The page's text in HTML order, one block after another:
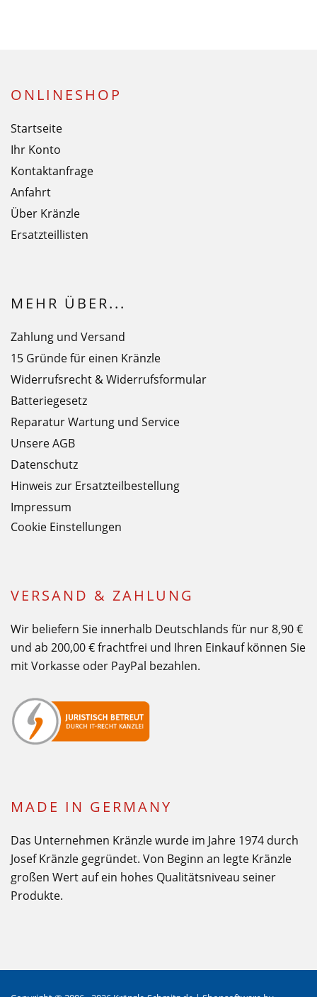
ONLINESHOP
Startseite
Ihr Konto
Kontaktanfrage
Anfahrt
Über Kränzle
Ersatzteillisten
MEHR ÜBER...
Zahlung und Versand
15 Gründe für einen Kränzle
Widerrufsrecht & Widerrufsformular
Batteriegesetz
Reparatur Wartung und Service
Unsere AGB
Datenschutz
Hinweis zur Ersatzteilbestellung
Impressum
Cookie Einstellungen
VERSAND & ZAHLUNG
Wir beliefern Sie innerhalb Deutschlands für nur 8,90 €
und ab 200,00 € frachtfrei und Ihren Einkauf können Sie
mit Vorkasse oder PayPal bezahlen.
MADE IN GERMANY
Das Unternehmen Kränzle wurde im Jahre 1974 durch
Josef Kränzle gegründet. Von Beginn an legte Kränzle
großen Wert auf ein hohes Qualitätsniveau seiner
Produkte.